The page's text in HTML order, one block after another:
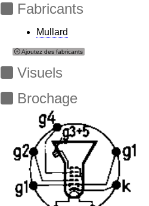
Fabricants
Mullard
Ajoutez des fabricants
Visuels
Brochage